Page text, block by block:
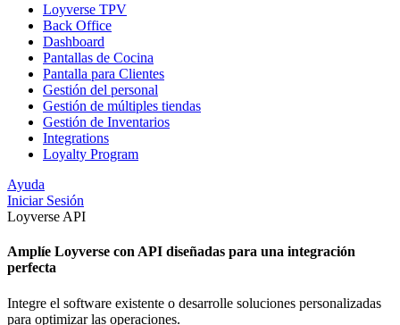
Loyverse TPV
Back Office
Dashboard
Pantallas de Cocina
Pantalla para Clientes
Gestión del personal
Gestión de múltiples tiendas
Gestión de Inventarios
Integrations
Loyalty Program
Ayuda
Iniciar Sesión
Loyverse API
Amplíe Loyverse con API diseñadas para una integración
perfecta
Integre el software existente o desarrolle soluciones personalizadas
para optimizar las operaciones.